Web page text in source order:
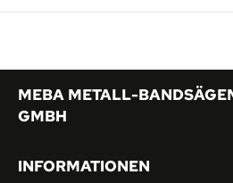
MEBA METALL-
GMBH
INFORMATIONEN